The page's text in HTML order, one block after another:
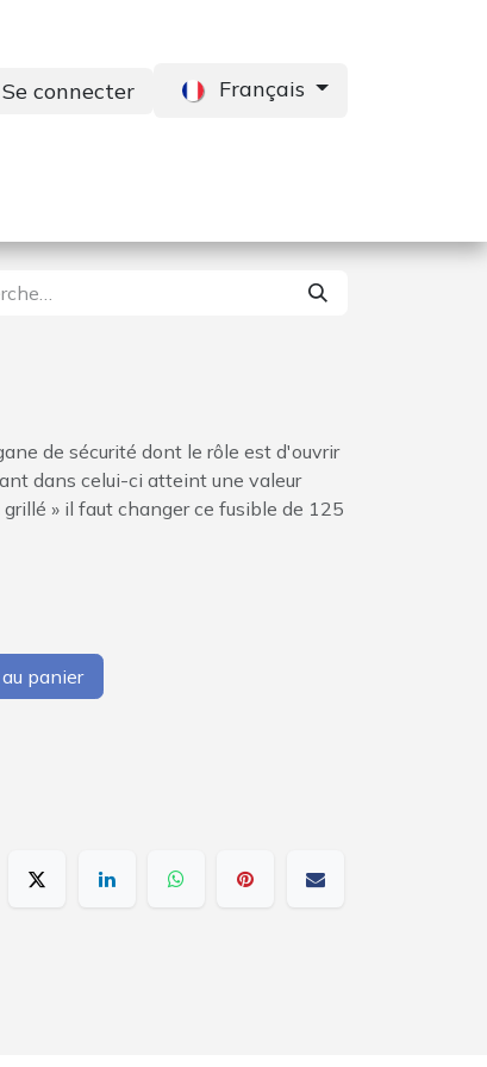
Se connecter Français
de sécurité dont le rôle est d'ouvrir
dans celui-ci atteint une valeur
» il faut changer ce fusible de 125
panier